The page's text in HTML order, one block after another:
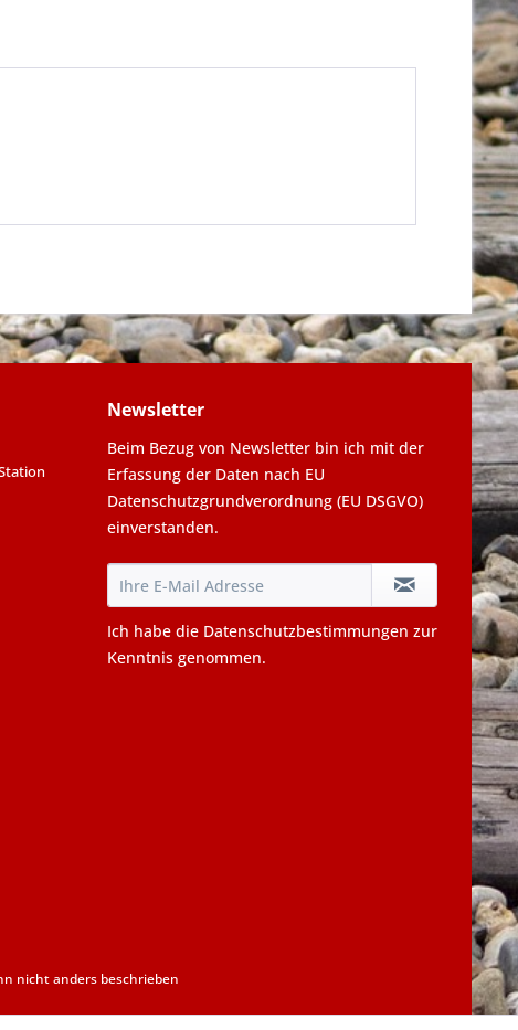
Newsletter
Beim Bezug von Newsletter bin ich mit der
Erfassung der Daten nach EU
Datenschutzgrundverordnung (EU DSGVO)
einverstanden.
Ich habe die Datenschutzbestimmungen zur
Kenntnis genommen.
nicht anders beschrieben